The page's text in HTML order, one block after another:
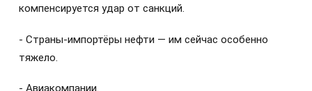
компенсируется удар от санкций.
- Страны-импортёры нефти — им сейчас особенно
тяжело.
- Авиакомпании.